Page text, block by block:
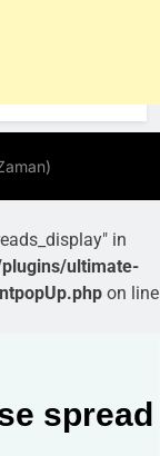
in
ultimate-
on line
spread